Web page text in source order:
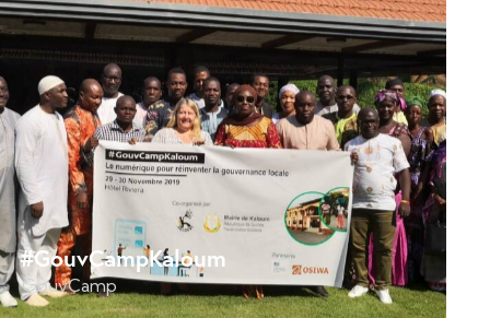
#GouvCampKaloum
GouvCamp